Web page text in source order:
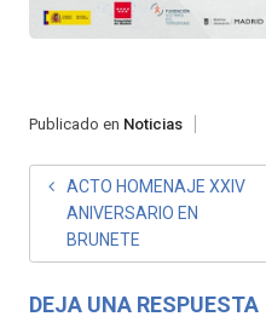
Publicado en Noticias
NAVEGACIÓN
ENTRADAS
ACTO HOMENAJE XXIV
ANIVERSARIO EN
BRUNETE
DEJA UNA RESPUESTA